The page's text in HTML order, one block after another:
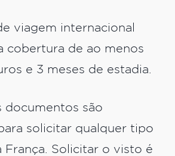
viagem internacional
cobertura de ao menos
e 3 meses de estadia.
documentos são
solicitar qualquer tipo
França. Solicitar o visto é